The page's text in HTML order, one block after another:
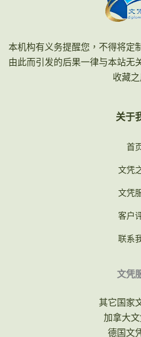
本机构有义务提醒您，不得将定
由此而引发的后果一律与本站无
收藏之
关于
首
文凭
文凭
客户
联系
文凭
其它国家
加拿大
德国文